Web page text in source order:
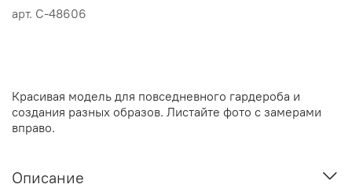
арт. С-48606
Красивая модель для повседневного гардероба и
создания разных образов. Листайте фото с замерами
вправо.
Описание